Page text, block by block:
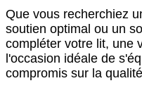
Que vous recherchiez
soutien optimal ou un
compléter votre lit, une
l'occasion idéale de
compromis sur la